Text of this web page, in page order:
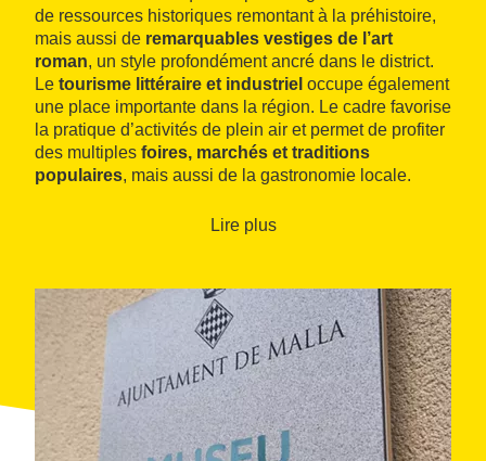
de ressources historiques remontant à la préhistoire,
mais aussi de remarquables vestiges de l’art
roman, un style profondément ancré dans le district.
Le tourisme littéraire et industriel occupe également
une place importante dans la région. Le cadre favorise
la pratique d’activités de plein air et permet de profiter
des multiples foires, marchés et traditions
populaires, mais aussi de la gastronomie locale.
Lire plus